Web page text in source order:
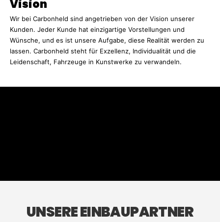
Vision
Wir bei Carbonheld sind angetrieben von der Vision unserer
Kunden. Jeder Kunde hat einzigartige Vorstellungen und
Wünsche, und es ist unsere Aufgabe, diese Realität werden zu
lassen. Carbonheld steht für Exzellenz, Individualität und die
Leidenschaft, Fahrzeuge in Kunstwerke zu verwandeln.
UNSERE EINBAUPARTNER